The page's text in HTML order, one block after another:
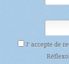
J’ accepte de